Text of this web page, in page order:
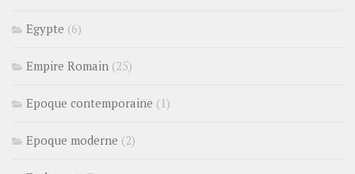
Egypte (6)
Empire Romain (25)
Epoque contemporaine (1)
Epoque moderne (2)